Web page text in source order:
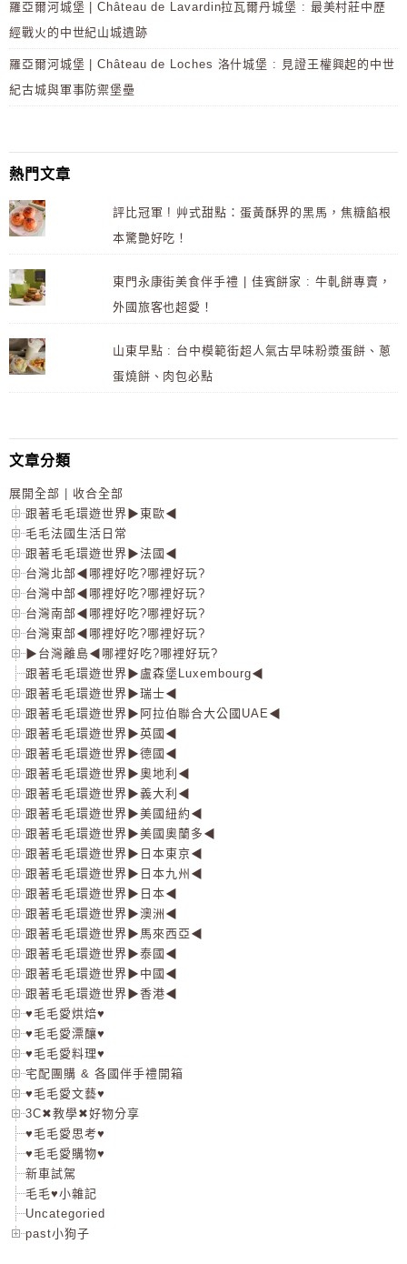
羅亞爾河城堡 | Château de Lavardin拉瓦爾丹城堡 : 最美村莊中歷
經戰火的中世紀山城遺跡
羅亞爾河城堡 | Château de Loches 洛什城堡 : 見證王權興起的中世
紀古城與軍事防禦堡壘
熱門文章
評比冠軍 ! 艸式甜點：蛋黃酥界的黑馬，焦糖餡根
本驚艷好吃！
東門永康街美食伴手禮 | 佳賓餅家 : 牛軋餅專賣，
外國旅客也超愛！
山東早點 : 台中模範街超人氣古早味粉漿蛋餅、蔥
蛋燒餅、肉包必點
文章分類
展開全部 | 收合全部
跟著毛毛環遊世界▶東歐◀
毛毛法國生活日常
跟著毛毛環遊世界▶法國◀
台灣北部◀哪裡好吃?哪裡好玩?
台灣中部◀哪裡好吃?哪裡好玩?
台灣南部◀哪裡好吃?哪裡好玩?
台灣東部◀哪裡好吃?哪裡好玩?
▶台灣離島◀哪裡好吃?哪裡好玩?
跟著毛毛環遊世界▶盧森堡Luxembourg◀
跟著毛毛環遊世界▶瑞士◀
跟著毛毛環遊世界▶阿拉伯聯合大公國UAE◀
跟著毛毛環遊世界▶英國◀
跟著毛毛環遊世界▶德國◀
跟著毛毛環遊世界▶奧地利◀
跟著毛毛環遊世界▶義大利◀
跟著毛毛環遊世界▶美國紐約◀
跟著毛毛環遊世界▶美國奧蘭多◀
跟著毛毛環遊世界▶日本東京◀
跟著毛毛環遊世界▶日本九州◀
跟著毛毛環遊世界▶日本◀
跟著毛毛環遊世界▶澳洲◀
跟著毛毛環遊世界▶馬來西亞◀
跟著毛毛環遊世界▶泰國◀
跟著毛毛環遊世界▶中國◀
跟著毛毛環遊世界▶香港◀
♥毛毛愛烘焙♥
♥毛毛愛漂釀♥
♥毛毛愛料理♥
宅配團購 & 各國伴手禮開箱
♥毛毛愛文藝♥
3C✖教學✖好物分享
♥毛毛愛思考♥
♥毛毛愛購物♥
新車試駕
毛毛♥小雜記
Uncategoried
past小狗子